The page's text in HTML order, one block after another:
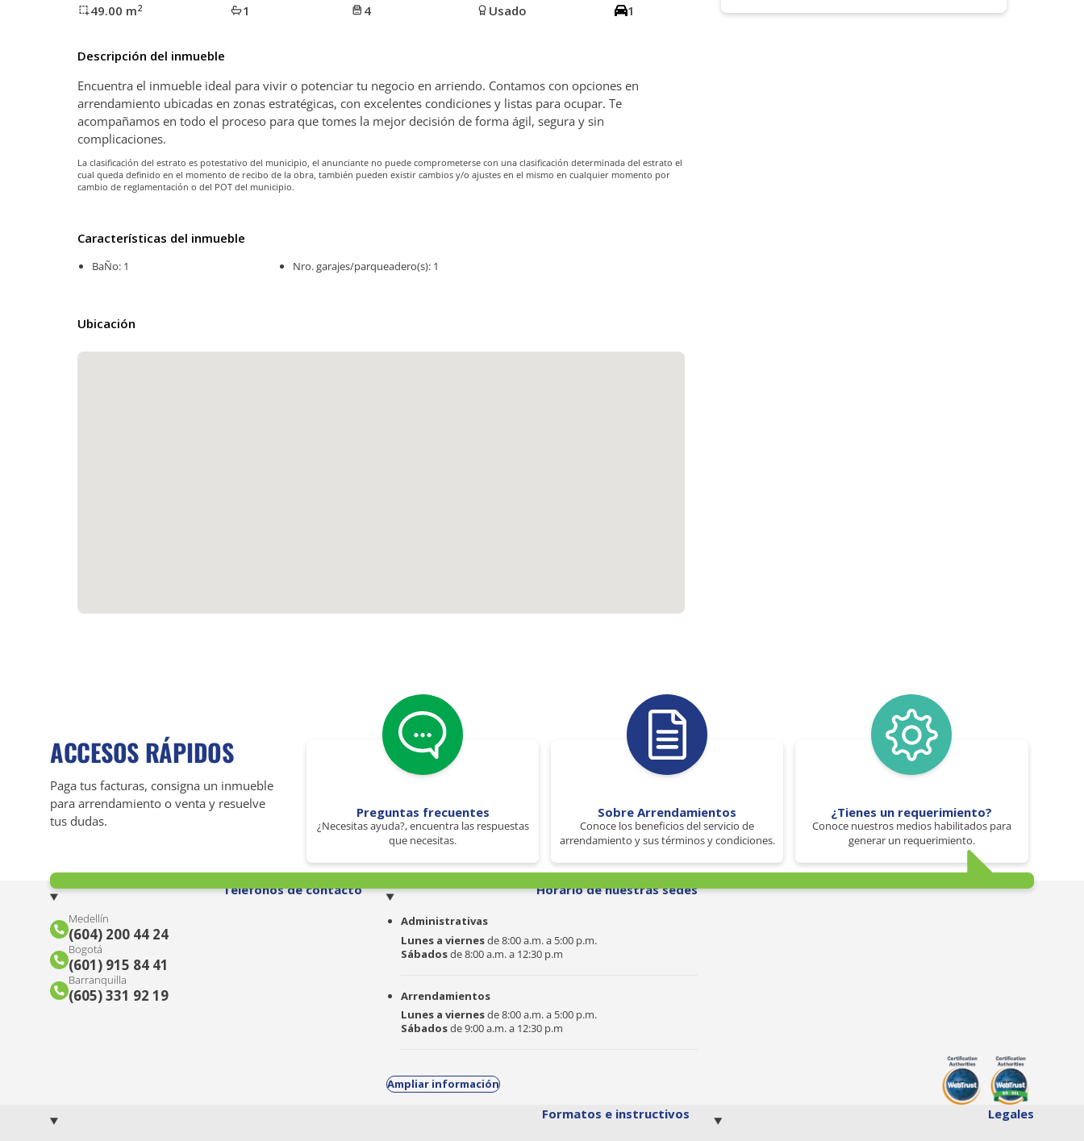
49.00 m2 1 4 Usado 1
Descripción del inmueble
Encuentra el inmueble ideal para vivir o potenciar tu negocio en arriendo. Contamos con opciones en
arrendamiento ubicadas en zonas estratégicas, con excelentes condiciones y listas para ocupar. Te
acompañamos en todo el proceso para que tomes la mejor decisión de forma ágil, segura y sin
complicaciones.
La clasificación del estrato es potestativo del municipio, el anunciante no puede comprometerse con una clasificación determinada del estrato el
cual queda definido en el momento de recibo de la obra, también pueden existir cambios y/o ajustes en el mismo en cualquier momento por
cambio de reglamentación o del POT del municipio.
Características del inmueble
BaÑo: 1 Nro. garajes/parqueadero(s): 1
Ubicación
ACCESOS RÁPIDOS
Paga tus facturas, consigna un inmueble
para arrendamiento o venta y resuelve
tus dudas.
Preguntas frecuentes
¿Necesitas ayuda?, encuentra las respuestas
que necesitas.
Sobre Arrendamientos
Conoce los beneficios del servicio de
arrendamiento y sus términos y condiciones.
¿Tienes un requerimiento?
Conoce nuestros medios habilitados para
generar un requerimiento.
Teléfonos de contacto
Medellín
(604) 200 44 24
Bogotá
(601) 915 84 41
Barranquilla
(605) 331 92 19
Horario de nuestras sedes
Administrativas
Lunes a viernesde 8:00 a.m. a 5:00 p.m.
Sábadosde 8:00 a.m. a 12:30 p.m
Arrendamientos
Lunes a viernesde 8:00 a.m. a 5:00 p.m.
Sábadosde 9:00 a.m. a 12:30 p.m
Ampliar información
Formatos e instructivos Legales